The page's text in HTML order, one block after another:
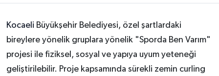
Kocaeli Büyükşehir Belediyesi, özel şartlardaki
bireylere yönelik gruplara yönelik "Sporda Ben Varım"
projesi ile fiziksel, sosyal ve yapıya uyum yeteneği
geliştirilebilir. Proje kapsamında sürekli zemin curling